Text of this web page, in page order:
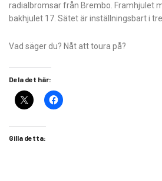
radialbromsar från Brembo. Framhjulet
bakhjulet 17. Sätet är inställningsbart i
Vad säger du? Nåt att toura på?
Dela det här:
Gilla detta: